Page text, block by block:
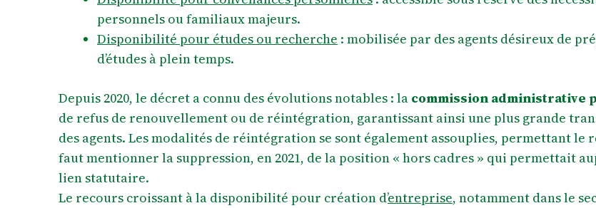
personnels ou familiaux majeurs.
Disponibilité pour études ou recherche : mobilisée par des agents désireux de
d’études à plein temps.
Depuis 2020, le décret a connu des évolutions notables : la commission administrative
de refus de renouvellement ou de réintégration, garantissant ainsi une plus grande
des agents. Les modalités de réintégration se sont également assouplies, permettant
faut mentionner la suppression, en 2021, de la position « hors cadres » qui permettait
lien statutaire.
Le recours croissant à la disponibilité pour création d’entreprise, notamment dans le